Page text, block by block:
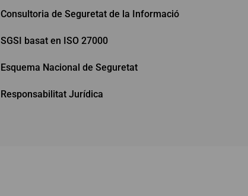
Consultoria de Seguretat de la Informació
SGSI basat en ISO 27000
Esquema Nacional de Seguretat
Responsabilitat Jurídica